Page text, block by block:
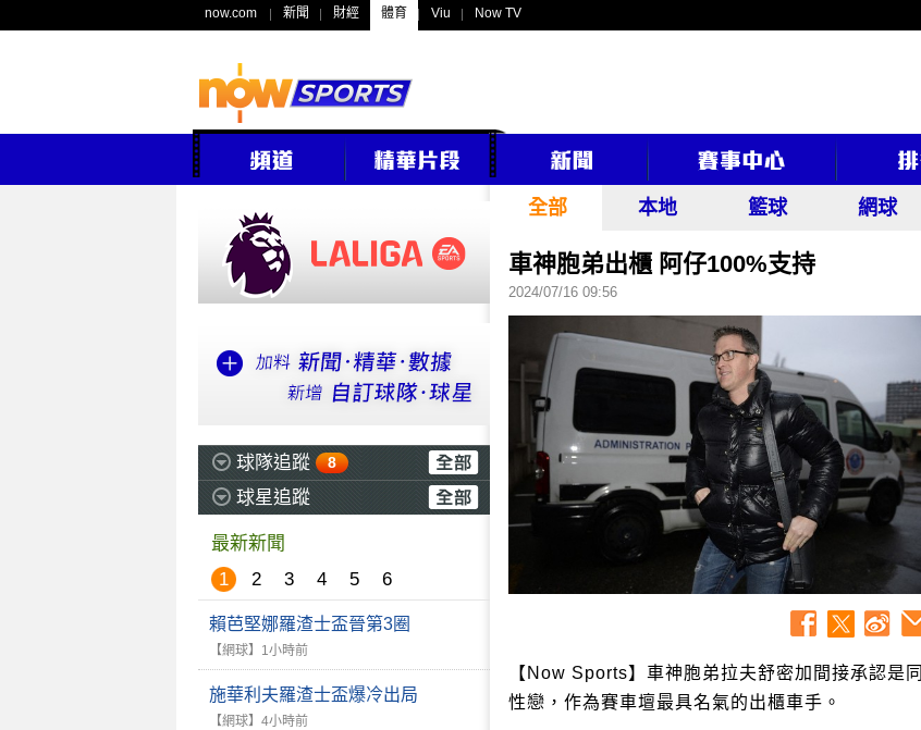
now.com 新聞 財經 體育 Viu Now TV
球隊追蹤 8
球星追蹤
最新新聞
1
2 3 4 5 6
賴芭堅娜羅渣士盃晉第3圈
【網球】 1小時前
施華利夫羅渣士盃爆冷出局
【網球】 4小時前
全部 本地 籃球 網球
車神胞弟出櫃 阿仔100%支持
2024/07/16 09:56
【Now Sports】車神胞弟拉夫舒密加間接承認是同
性戀，作為賽車壇最具名氣的出櫃車手。